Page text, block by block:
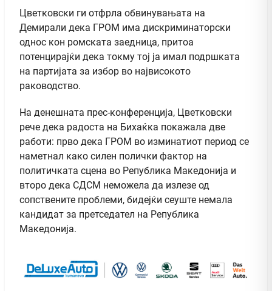
Цветковски ги отфрла обвинувањата на
Демирали дека ГРОМ има дискриминаторски
однос кон ромската заедница, притоа
потенцирајќи дека токму тој ја имал подршката
на партијата за избор во највисокото
раководство.
На денешната прес-конференција, Цветковски
рече дека радоста на Бихаќка покажала две
работи: прво дека ГРОМ во изминатиот период се
наметнал како силен полички фактор на
политичката сцена во Република Македонија и
второ дека СДСМ неможела да излезе од
сопствените проблеми, бидејќи сеуште немала
кандидат за претседател на Република
Македонија.